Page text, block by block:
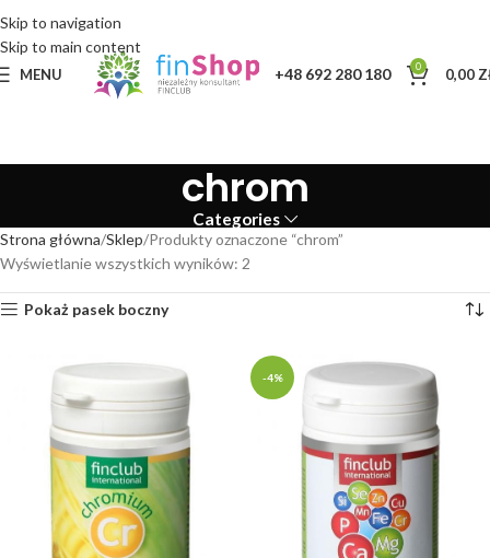
Skip to navigation
Skip to main content
MENU +48 692 280 180 0 0,00
chrom
Categories
Strona główna Sklep Produkty oznaczone “chrom”
Wyświetlanie wszystkich wyników: 2
Pokaż pasek boczny
-4%